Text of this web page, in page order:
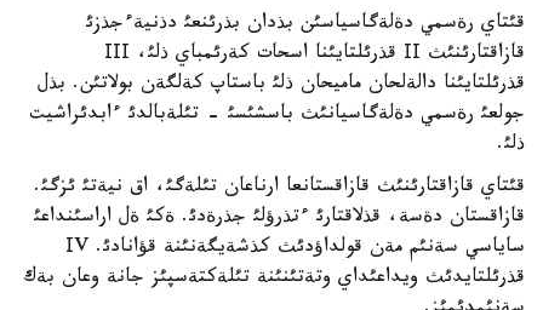
قئتاي رةسمي دةلةگاسياسئن بذدان بذرئنعئ دذنيةءجذزئ
قازاقتارئنئث ІІ قذرئلتايئنا اسحات كةرئمباي ذلئ، ІІІ
قذرئلتايئنا دالةلحان ماميحان ذلئ باستاپ كةلگةن بولاتئن. بذل
جولعئ رةسمي دةلةگاسيانئث باسشئسئ - تئلةبالدئ ءابدئراشيت
ذلئ.
قئتاي قازاقتارئنئث قازاقستانعا ارناعان تئلةگئ، اق نيةتئ ئزگئ.
قازاقستان دةسة، قذلاقتارئ ءتذرؤلئ جذرةدئ. ةكئ ةل اراسئنداعئ
ساياسي سةنئم مةن قولداؤدئث كذشةيگةنئنة قؤانادئ. ІV
قذرئلتايدئث ويداعئداي وتةتئنئنة تئلةكتةسپئز جانة وعان بةك